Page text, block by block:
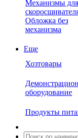
Механизмы для
Обложка без
механизма
Еще
Хозтовары
оборудование
Продукты